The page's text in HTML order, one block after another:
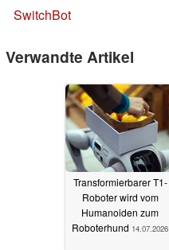
SwitchBot
Verwandte Artikel
Transformierbarer T1-
Roboter wird vom
Humanoiden zum
Roboterhund 14.07.2026